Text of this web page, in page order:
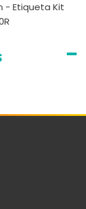
- Etiqueta Kit